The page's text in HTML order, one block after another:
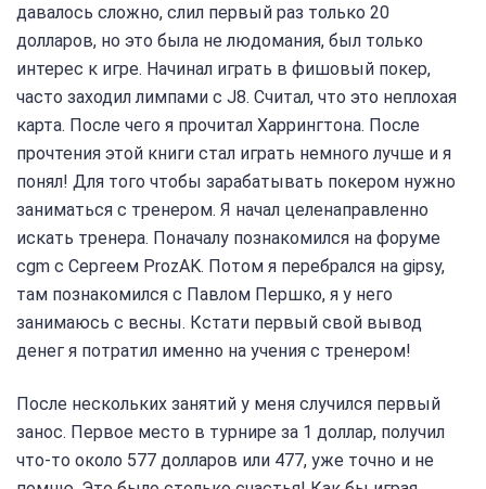
давалось сложно, слил первый раз только 20
долларов, но это была не людомания, был только
интерес к игре. Начинал играть в фишовый покер,
часто заходил лимпами с J8. Считал, что это неплохая
карта. После чего я прочитал Харрингтона. После
прочтения этой книги стал играть немного лучше и я
понял! Для того чтобы зарабатывать покером нужно
заниматься с тренером. Я начал целенаправленно
искать тренера. Поначалу познакомился на форуме
cgm с Сергеем ProzAK. Потом я перебрался на gipsy,
там познакомился с Павлом Першко, я у него
занимаюсь с весны. Кстати первый свой вывод
денег я потратил именно на учения с тренером!
После нескольких занятий у меня случился первый
занос. Первое место в турнире за 1 доллар, получил
что-то около 577 долларов или 477, уже точно и не